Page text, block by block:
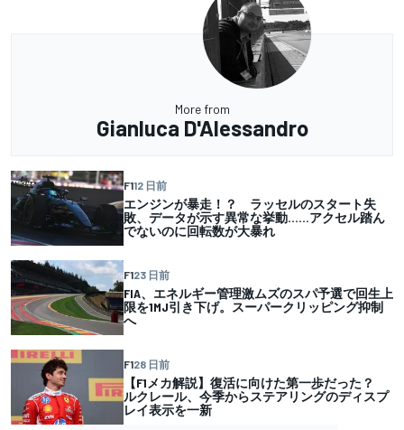
More from
Gianluca D'Alessandro
F112 日前
エンジンが暴走！？ ラッセルのスタート失
敗、データが示す異常な挙動……アクセル踏ん
でないのに回転数が大暴れ
F123 日前
FIA、エネルギー管理激ムズのスパ予選で回生上
限を1MJ引き下げ。スーパークリッピング抑制
へ
F128 日前
【F1メカ解説】復活に向けた第一歩だった？
ルクレール、今季からステアリングのディスプ
レイ表示を一新